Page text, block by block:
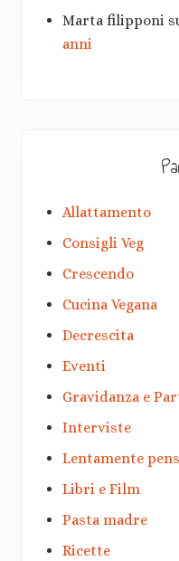
Marta filipponi
anni
Allattamento
Consigli Veg
Crescendo
Cucina Vegana
Decrescita
Eventi
Gravidanza e
Interviste
Lentamente
Libri e Film
Pasta madre
Ricette